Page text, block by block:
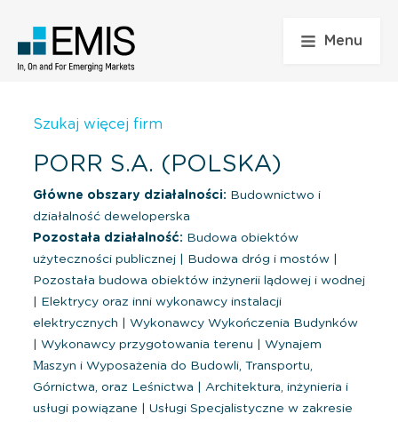
Menu
Szukaj więcej firm
PORR S.A. (POLSKA)
Główne obszary działalności: Budownictwo i
działalność deweloperska
Pozostała działalność: Budowa obiektów
użyteczności publicznej
Budowa dróg i mostów
Pozostała budowa obiektów inżynerii lądowej i wodnej
Elektrycy oraz inni wykonawcy instalacji
elektrycznych
Wykonawcy Wykończenia Budynków
Wykonawcy przygotowania terenu
Wynajem
Маszyn i Wyposażenia do Budowli, Transportu,
Górnictwa, oraz Leśnictwa
Architektura, inżynieria i
usługi powiązane
Usługi Specjalistyczne w zakresie